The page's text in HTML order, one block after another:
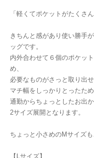
「軽くてポケットがたくさ
きちんと感があり使い勝手
ッグです。
内外合わせて６個のポケッ
め、
必要なものがさっと取り出せ
マチ幅をしっかりとったた
通勤からちょっとしたお出
2サイズ展開となります。
ちょっと小さめのMサイズ
【Lサイズ】